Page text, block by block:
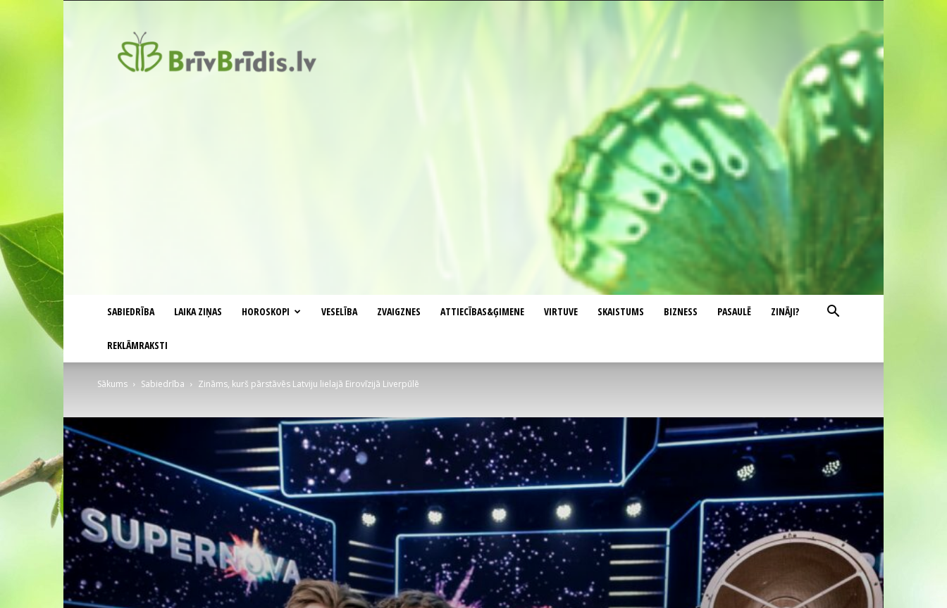
SABIEDRĪBA LAIKA ZIŅAS HOROSKOPI VESELĪBA ZVAIGZNES ATTIECĪBAS&ĢIMENE VIRTUVE SKAISTUMS BIZNESS PASAULĒ ZINĀJI?
REKLĀMRAKSTI
Sākums Sabiedrība Zināms, kurš pārstāvēs Latviju lielajā Eirovīzijā Liverpūlē